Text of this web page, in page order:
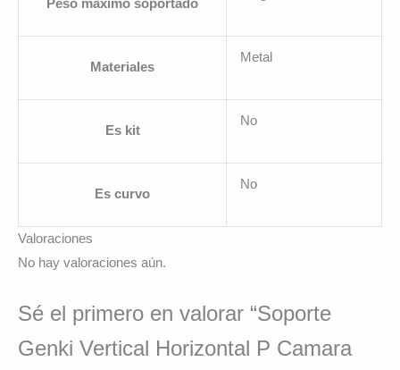
Peso máximo soportado
Materiales
Metal
Es kit
No
Es curvo
No
Valoraciones
No hay valoraciones aún.
Sé el primero en valorar “Soporte
Genki Vertical Horizontal P Camara